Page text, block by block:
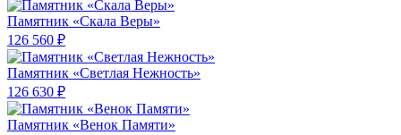
Памятник «Скала Веры»
126 560 ₽
Памятник «Светлая Нежность»
126 630 ₽
Памятник «Венок Памяти»